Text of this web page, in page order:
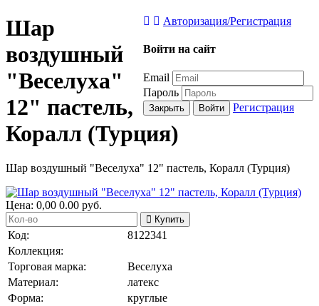
Авторизация/Регистрация
Войти на сайт
Email
Пароль
Закрыть Войти Регистрация
Шар
воздушный
"Веселуха"
12" пастель,
Коралл (Турция)
Шар воздушный "Веселуха" 12" пастель, Коралл (Турция)
Цена: 0,00 0.00 руб.
Купить
Код:
8122341
Коллекция:
Торговая марка:
Веселуха
Материал:
латекс
Форма:
круглые